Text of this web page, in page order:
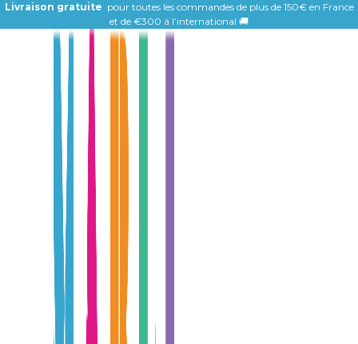
Livraison gratuite pour toutes les commandes de plus de 150€ en France
et de €300 à l’international 🚚